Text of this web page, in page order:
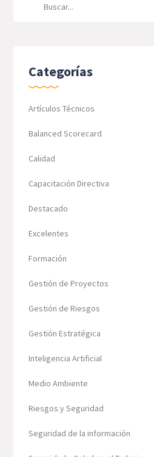
Categorías
Artículos Técnicos
Balanced Scorecard
Calidad
Capacitación Directiva
Destacado
Excelentes
Formación
Gestión de Proyectos
Gestión de Riesgos
Gestión Estratégica
Inteligencia Artificial
Medio Ambiente
Riesgos y Seguridad
Seguridad de la información